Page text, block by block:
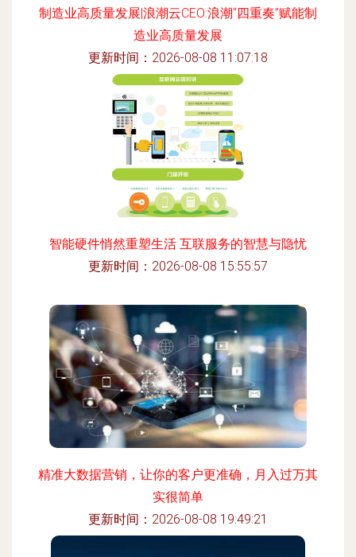
制造业高质量发展|浪潮云CEO:浪潮“四重奏”赋能制
造业高质量发展
更新时间：2026-08-08 11:07:18
智能硬件悄然重塑生活 互联服务的智慧与隐忧
更新时间：2026-08-08 15:55:57
精准大数据营销，让你的客户更准确，月入过万其
实很简单
更新时间：2026-08-08 19:49:21